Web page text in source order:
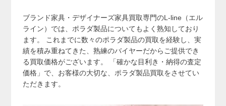
ブランド家具・デザイナーズ家具買取専門のL-line（エル
ライン）では、ポラダ製品についてもよく熟知しており
ます。 これまでに数々のポラダ製品の買取を経験し、実
績を積み重ねてきた、熟練のバイヤーだからご提供でき
る買取価格がございます。 「確かな目利き・納得の査定
価格」で、お客様の大切な、ポラダ製品買取をさせてい
ただきます。